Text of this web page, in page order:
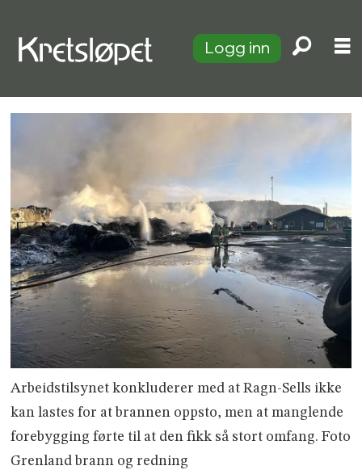
Logg inn
Arbeidstilsynet konkluderer med at Ragn-Sells ikke
kan lastes for at brannen oppsto, men at manglende
forebygging førte til at den fikk så stort omfang. Foto
Grenland brann og redning